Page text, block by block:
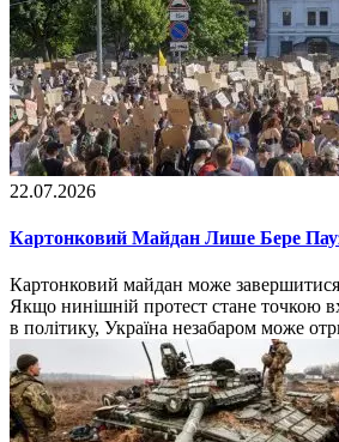
22.07.2026
Картонковий Майдан Лише Бере
Картонковий майдан може
Якщо нинішній протест стане точкою
в політику, Україна незабаром може